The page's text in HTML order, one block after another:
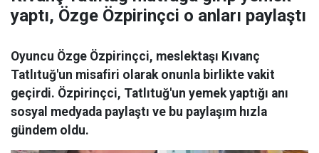
yaptı, Özge Özpirinçci o anları paylaştı
Oyuncu Özge Özpirinçci, meslektaşı Kıvanç
Tatlıtuğ'un misafiri olarak onunla birlikte vakit
geçirdi. Özpirinçci, Tatlıtuğ'un yemek yaptığı anı
sosyal medyada paylaştı ve bu paylaşım hızla
gündem oldu.